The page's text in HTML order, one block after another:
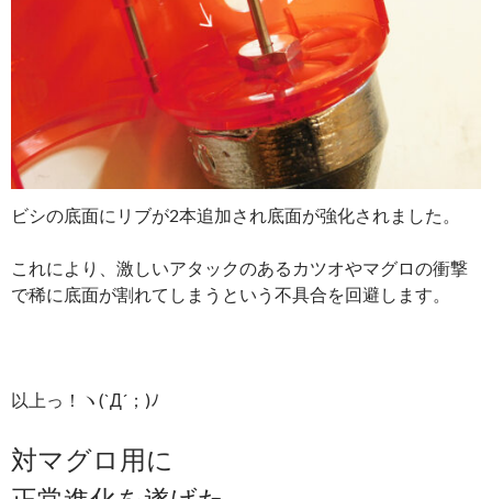
ビシの底面にリブが2本追加され底面が強化されました。
これにより、激しいアタックのあるカツオやマグロの衝撃
で稀に底面が割れてしまうという不具合を回避します。
以上っ！ヽ(`Д´；)ﾉ
対マグロ用に